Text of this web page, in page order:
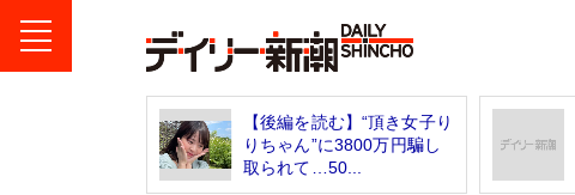
【後編を読む】“頂き女子り
りちゃん”に3800万円騙し
取られて…50...